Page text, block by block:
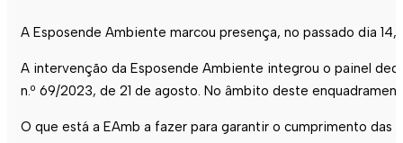
A Esposende Ambiente marcou presença, no passado dia
A intervenção da Esposende Ambiente integrou o painel
n.º 69/2023, de 21 de agosto. No âmbito deste
O que está a EAmb a fazer para garantir o cumprimento das